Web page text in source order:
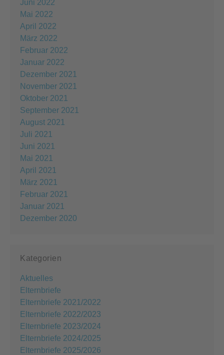
Juni 2022
Mai 2022
April 2022
März 2022
Februar 2022
Januar 2022
Dezember 2021
November 2021
Oktober 2021
September 2021
August 2021
Juli 2021
Juni 2021
Mai 2021
April 2021
März 2021
Februar 2021
Januar 2021
Dezember 2020
Kategorien
Aktuelles
Elternbriefe
Elternbriefe 2021/2022
Elternbriefe 2022/2023
Elternbriefe 2023/2024
Elternbriefe 2024/2025
Elternbriefe 2025/2026